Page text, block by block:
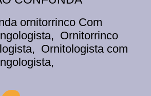
ornitorrinco Com
Ornitorrinco
Ornitologista com